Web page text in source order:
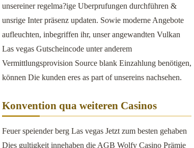
unsereiner regelma?ige Uberprufungen durchführen &
unsrige Inter präsenz updaten. Sowie moderne Angebote
aufleuchten, inbegriffen ihr, unser angewandten Vulkan
Las vegas Gutscheincode unter anderem
Vermittlungsprovision Source blank Einzahlung benötigen,
können Die kunden eres as part of unsereins nachsehen.
Konvention qua weiteren Casinos
Feuer speiender berg Las vegas Jetzt zum besten gehaben
Dies gultigkeit innehaben die AGB Wolfy Casino Prämie